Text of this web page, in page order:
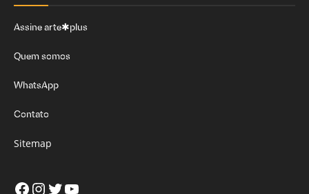
Assine arte✱plus
Quem somos
WhatsApp
Contato
Sitemap
Facebook
Instagram
Twitter
Youtube